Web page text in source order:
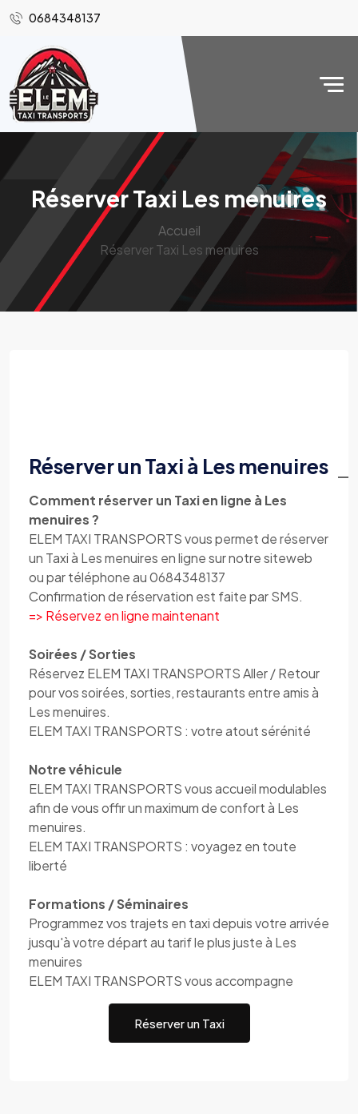
0684348137
Réserver Taxi Les menuires
Accueil
Réserver Taxi Les menuires
Réserver un Taxi à Les menuires
Comment réserver un Taxi en ligne à Les
menuires ?
ELEM TAXI TRANSPORTS vous permet de réserver
un Taxi à Les menuires en ligne sur notre siteweb
ou par téléphone au 0684348137
Confirmation de réservation est faite par SMS.
=> Réservez en ligne maintenant
Soirées / Sorties
Réservez ELEM TAXI TRANSPORTS Aller / Retour
pour vos soirées, sorties, restaurants entre amis à
Les menuires.
ELEM TAXI TRANSPORTS : votre atout sérénité
Notre véhicule
ELEM TAXI TRANSPORTS vous accueil modulables
afin de vous offir un maximum de confort à Les
menuires.
ELEM TAXI TRANSPORTS : voyagez en toute
liberté
Formations / Séminaires
Programmez vos trajets en taxi depuis votre arrivée
jusqu'à votre départ au tarif le plus juste à Les
menuires
ELEM TAXI TRANSPORTS vous accompagne
Réserver un Taxi